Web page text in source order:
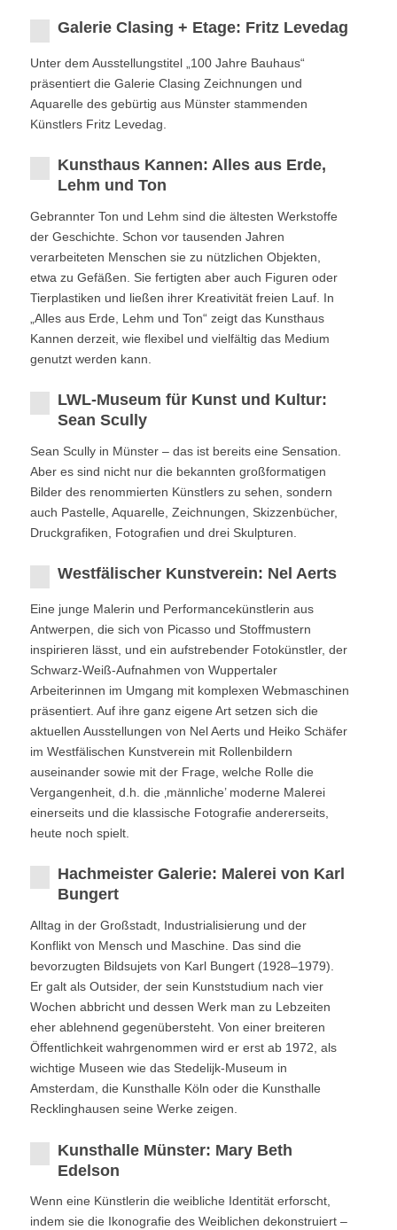
Galerie Clasing + Etage: Fritz Levedag
Unter dem Ausstellungstitel „100 Jahre Bauhaus“
präsentiert die Galerie Clasing Zeichnungen und
Aquarelle des gebürtig aus Münster stammenden
Künstlers Fritz Levedag.
Kunsthaus Kannen: Alles aus Erde,
Lehm und Ton
Gebrannter Ton und Lehm sind die ältesten Werkstoffe
der Geschichte. Schon vor tausenden Jahren
verarbeiteten Menschen sie zu nützlichen Objekten,
etwa zu Gefäßen. Sie fertigten aber auch Figuren oder
Tierplastiken und ließen ihrer Kreativität freien Lauf. In
„Alles aus Erde, Lehm und Ton“ zeigt das Kunsthaus
Kannen derzeit, wie flexibel und vielfältig das Medium
genutzt werden kann.
LWL-Museum für Kunst und Kultur:
Sean Scully
Sean Scully in Münster – das ist bereits eine Sensation.
Aber es sind nicht nur die bekannten großformatigen
Bilder des renommierten Künstlers zu sehen, sondern
auch Pastelle, Aquarelle, Zeichnungen, Skizzenbücher,
Druckgrafiken, Fotografien und drei Skulpturen.
Westfälischer Kunstverein: Nel Aerts
Eine junge Malerin und Performancekünstlerin aus
Antwerpen, die sich von Picasso und Stoffmustern
inspirieren lässt, und ein aufstrebender Fotokünstler, der
Schwarz-Weiß-Aufnahmen von Wuppertaler
Arbeiterinnen im Umgang mit komplexen Webmaschinen
präsentiert. Auf ihre ganz eigene Art setzen sich die
aktuellen Ausstellungen von Nel Aerts und Heiko Schäfer
im Westfälischen Kunstverein mit Rollenbildern
auseinander sowie mit der Frage, welche Rolle die
Vergangenheit, d.h. die ‚männliche’ moderne Malerei
einerseits und die klassische Fotografie andererseits,
heute noch spielt.
Hachmeister Galerie: Malerei von Karl
Bungert
Alltag in der Großstadt, Industrialisierung und der
Konflikt von Mensch und Maschine. Das sind die
bevorzugten Bildsujets von Karl Bungert (1928–1979).
Er galt als Outsider, der sein Kunststudium nach vier
Wochen abbricht und dessen Werk man zu Lebzeiten
eher ablehnend gegenübersteht. Von einer breiteren
Öffentlichkeit wahrgenommen wird er erst ab 1972, als
wichtige Museen wie das Stedelijk-Museum in
Amsterdam, die Kunsthalle Köln oder die Kunsthalle
Recklinghausen seine Werke zeigen.
Kunsthalle Münster: Mary Beth
Edelson
Wenn eine Künstlerin die weibliche Identität erforscht,
indem sie die Ikonografie des Weiblichen dekonstruiert –